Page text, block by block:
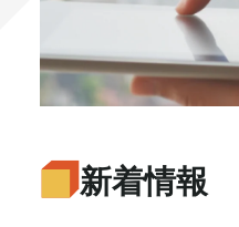
実需用戸建・マンション
お客様の声
新着情報